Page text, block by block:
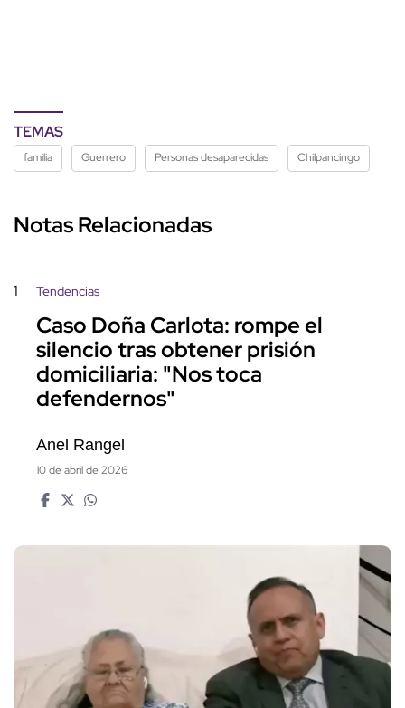
TEMAS
familia Guerrero Personas desaparecidas Chilpancingo
Notas Relacionadas
1 Tendencias
Caso Doña Carlota: rompe el
silencio tras obtener prisión
domiciliaria: "Nos toca
defendernos"
Anel Rangel
10 de abril de 2026